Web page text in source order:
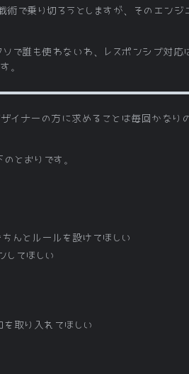
で乗り切ろうとしますが、そのエンジ
で誰も使わないわ、レスポンシブ対
。
ナーの方に求めることは毎回かなり
とおりです。
んとルールを設けてほしい
してほしい
取り入れてほしい